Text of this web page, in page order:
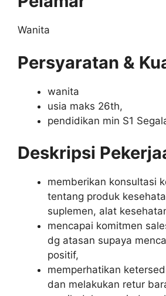
Wanita
Persyaratan &
wanita
usia maks 26th,
pendidikan min S1
Deskripsi
memberikan konsultasi
tentang produk
suplemen, alat
mencapai komitmen
dg atasan supaya
positif,
memperhatikan
dan melakukan retur